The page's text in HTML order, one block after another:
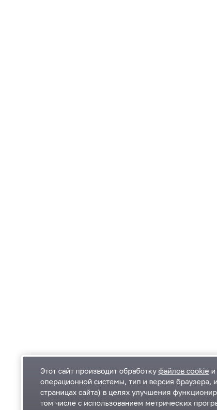
Одинцовский городской округ Московской
области
Этот сайт производит обработку файлов cookie
операционной системы, тип и версия браузера,
страницах сайта) в целях улучшения
том числе с использованием метрических